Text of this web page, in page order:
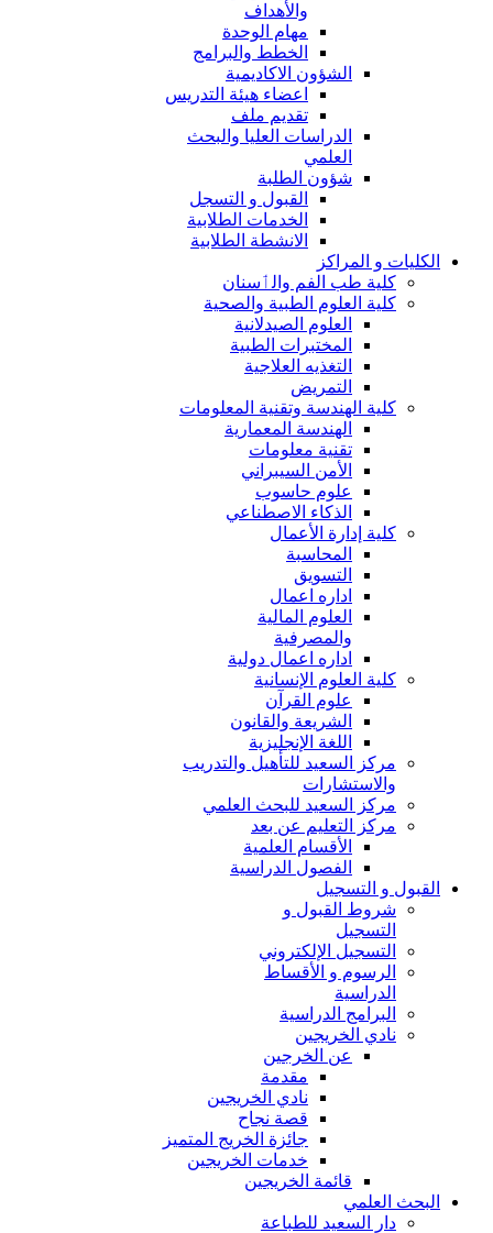
والأهداف
مهام الوحدة
الخطط والبرامج
الشؤون الاكاديمية
اعضاء هيئة التدريس
تقديم ملف
الدراسات العليا والبحث
العلمي
شؤون الطلبة
القبول و التسجل
الخدمات الطلابية
الانشطة الطلابية
الكليات و المراكز
كلية طب الفم والٲسنان
كلية العلوم الطبية والصحية
العلوم الصيدلانية
المختبرات الطبية
التغذيه العلاجية
التمريض
كلية الهندسة وتقنية المعلومات
الهندسة المعمارية
تقنية معلومات
الأمن السيبراني
علوم حاسوب
الذكاء الاصطناعي
كلية إدارة الأعمال
المحاسبة
التسويق
اداره اعمال
العلوم المالية
والمصرفية
اداره اعمال دولية
كلية العلوم الإنسانية
علوم القرآن
الشريعة والقانون
اللغة الإنجليزية
مركز السعيد للتأهيل والتدريب
والاستشارات
مركز السعيد للبحث العلمي
مركز التعليم عن بعد
الأقسام العلمية
الفصول الدراسية
القبول و التسجيل
شروط القبول و
التسجيل
التسجيل الإلكتروني
الرسوم و الأقساط
الدراسية
البرامج الدراسية
نادي الخريجين
عن الخرجين
مقدمة
نادي الخريجين
قصة نجاح
جائزة الخريج المتميز
خدمات الخريجين
قائمة الخريجين
البحث العلمي
دار السعيد للطباعة